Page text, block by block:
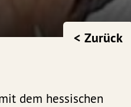
< Zurück
dem hessischen